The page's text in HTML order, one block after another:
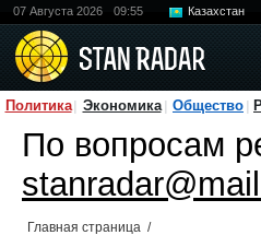
07 Августа 2026 09:55 Казахстан
Политика Экономика Общество
По вопросам
Главная страница /